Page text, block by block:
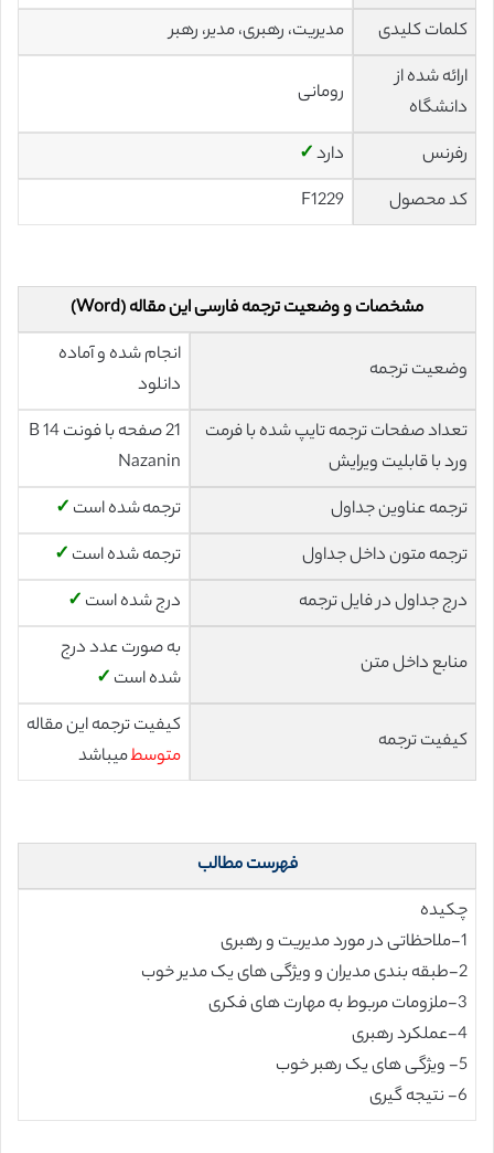
کلمات کلیدی
مدیریت، رهبری، مدیر، رهبر
ارائه شده از
دانشگاه
رومانی
رفرنس دارد✓
کد محصول
F1229
مشخصات و وضعیت ترجمه فارسی این مقاله (Word)
وضعیت ترجمه
انجام شده و آماده
دانلود
تعداد صفحات ترجمه تایپ شده با فرمت
ورد با قابلیت ویرایش
21 صفحه با فونت 14 B
Nazanin
ترجمه عناوین جداول
ترجمه شده است ✓
ترجمه متون داخل جداول
ترجمه شده است ✓
درج جداول در فایل ترجمه
درج شده است ✓
منابع داخل متن
به صورت عدد درج
شده است ✓
کیفیت ترجمه
کیفیت ترجمه این مقاله
متوسطمیباشد
فهرست مطالب
چکیده
1-ملاحظاتی در مورد مدیریت و رهبری
2-طبقه بندی مدیران و ویژگی های یک مدیر خوب
3-ملزومات مربوط به مهارت های فکری
4-عملکرد رهبری
5- ویژگی های یک رهبر خوب
6- نتیجه گیری